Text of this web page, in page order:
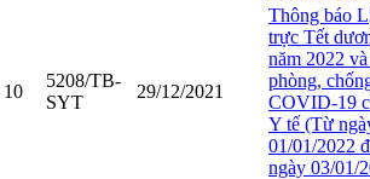
10
5208/TB-
SYT
29/12/2021
Thông báo
trực Tết
năm 2022
phòng,
COVID-19
Y tế (Từ
01/01/2022
ngày 03/01/